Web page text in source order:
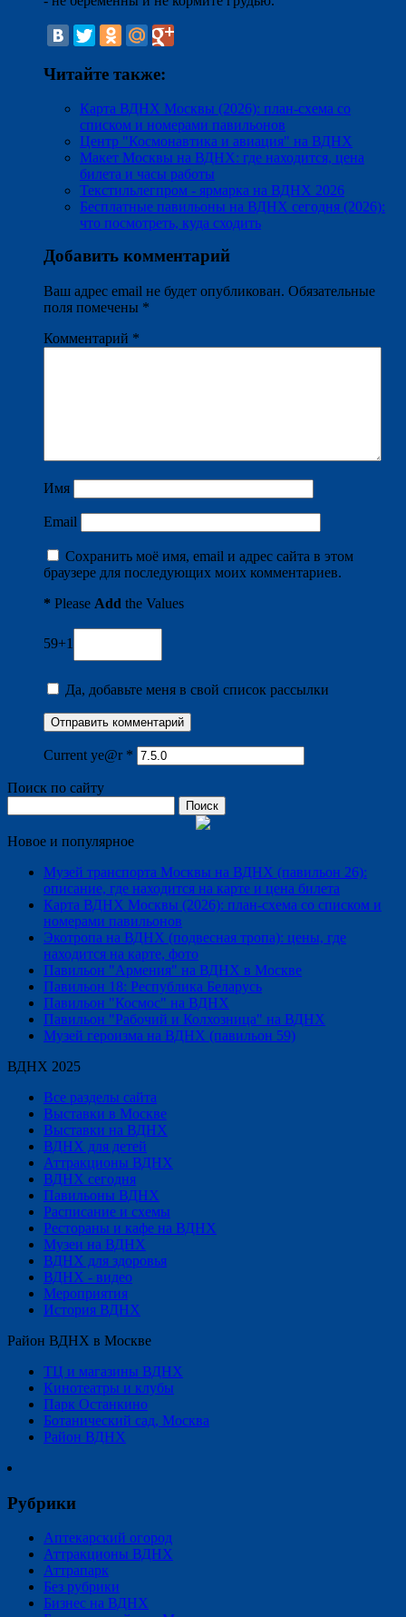
Читайте также:
Карта ВДНХ Москвы (2026): план-схема со
списком и номерами павильонов
Центр "Космонавтика и авиация" на ВДНХ
Макет Москвы на ВДНХ: где находится, цена
билета и часы работы
Текстильлегпром - ярмарка на ВДНХ 2026
Бесплатные павильоны на ВДНХ сегодня (2026):
что посмотреть, куда сходить
Добавить комментарий
Ваш адрес email не будет опубликован. Обязательные
поля помечены *
Комментарий *
Имя
Email
Сохранить моё имя, email и адрес сайта в этом
браузере для последующих моих комментариев.
* Please Add the Values
59+1
Да, добавьте меня в свой список рассылки
Current ye@r *
Поиск по сайту
Новое и популярное
Музей транспорта Москвы на ВДНХ (павильон 26):
описание, где находится на карте и цена билета
Карта ВДНХ Москвы (2026): план-схема со списком и
номерами павильонов
Экотропа на ВДНХ (подвесная тропа): цены, где
находится на карте, фото
Павильон "Армения" на ВДНХ в Москве
Павильон 18: Республика Беларусь
Павильон "Космос" на ВДНХ
Павильон "Рабочий и Колхозница" на ВДНХ
Музей героизма на ВДНХ (павильон 59)
ВДНХ 2025
Все разделы сайта
Выставки в Москве
Выставки на ВДНХ
ВДНХ для детей
Аттракционы ВДНХ
ВДНХ сегодня
Павильоны ВДНХ
Расписание и схемы
Рестораны и кафе на ВДНХ
Музеи на ВДНХ
ВДНХ для здоровья
ВДНХ - видео
Мероприятия
История ВДНХ
Район ВДНХ в Москве
ТЦ и магазины ВДНХ
Кинотеатры и клубы
Парк Останкино
Ботанический сад, Москва
Район ВДНХ
Рубрики
Аптекарский огород
Аттракционы ВДНХ
Аттрапарк
Без рубрики
Бизнес на ВДНХ